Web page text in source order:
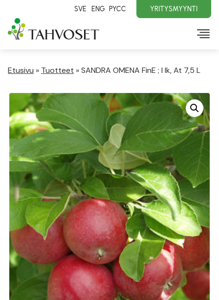
SVE ENG PYCC YRITYSMYYNTI
Etusivu » Tuotteet »SANDRA OMENA FinE ; I lk, At 7,5 L